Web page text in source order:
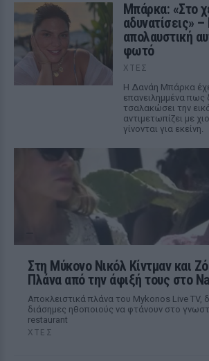
Μπάρκα: «Στο
αδυνατίσεις»
απολαυστική
φωτό
ΧΤΕΣ
Η Δανάη Μπάρκα
επανειλημμένα πως
τσαλακώσει την
αντιμετωπίζει με
γίνονται για εκείνη.
Στη Μύκονο Νικόλ Κίντμαν και
Πλάνα από την άφιξή τους στο
Αποκλειστικά πλάνα του Mykonos Live TV,
διάσημες ηθοποιούς να φτάνουν στο
restaurant
ΧΤΕΣ